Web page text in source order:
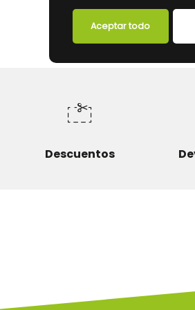
Aceptar todo
FICHA TÉCNICA
Descuentos